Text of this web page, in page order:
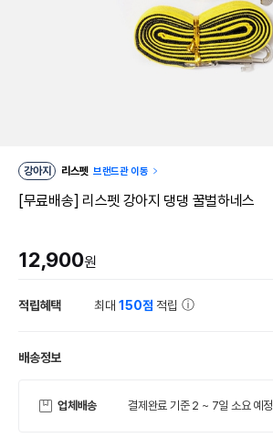
강아지 리스펫 브랜드관 이동
[무료배송] 리스펫 강아지 댕댕 꿀벌하네스
12,900원
적립혜택 최대150점 적립
배송정보
업체배송 결제완료 기준 2 ~ 7일 소요 예정